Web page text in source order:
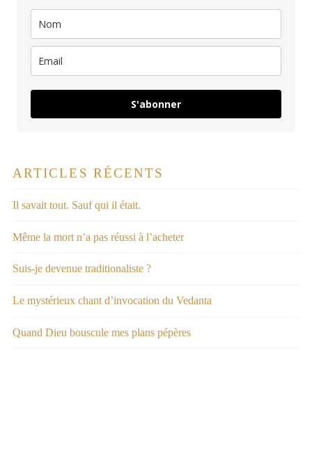
S'abonner
ARTICLES RÉCENTS
Il savait tout. Sauf qui il était.
Même la mort n’a pas réussi à l’acheter
Suis-je devenue traditionaliste ?
Le mystérieux chant d’invocation du Vedanta
Quand Dieu bouscule mes plans pépères